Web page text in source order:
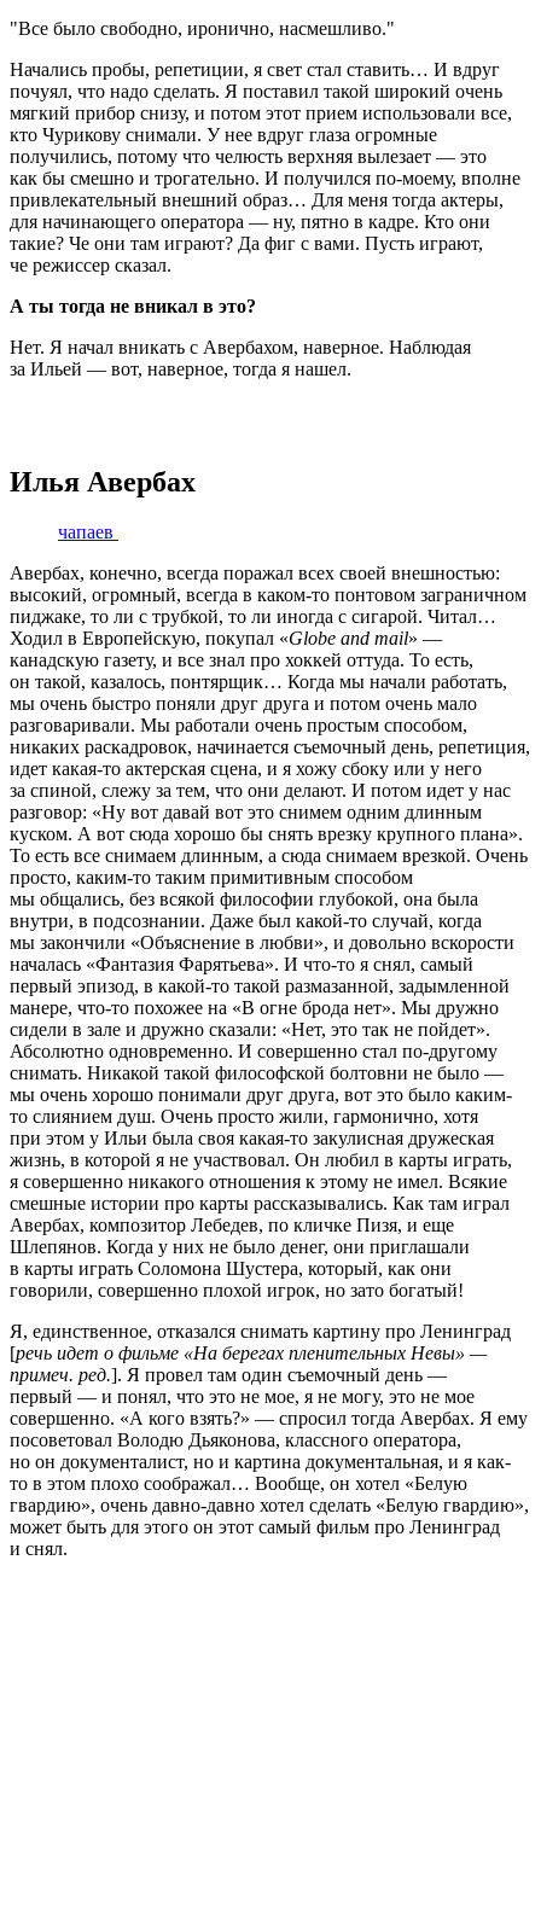
Все было свободно, иронично, насмешливо.
Начались пробы, репетиции, я свет стал ставить… И вдруг
почуял, что надо сделать. Я поставил такой широкий очень
мягкий прибор снизу, и потом этот прием использовали все,
кто Чурикову снимали. У нее вдруг глаза огромные
получились, потому что челюсть верхняя вылезает — это
как бы смешно и трогательно. И получился по-моему, вполне
привлекательный внешний образ… Для меня тогда актеры,
для начинающего оператора — ну, пятно в кадре. Кто они
такие? Че они там играют? Да фиг с вами. Пусть играют,
че режиссер сказал.
А ты тогда не вникал в это?
Нет. Я начал вникать с Авербахом, наверное. Наблюдая
за Ильей — вот, наверное, тогда я нашел.
Илья Авербах
чапаев
Авербах, конечно, всегда поражал всех своей внешностью:
высокий, огромный, всегда в каком-то понтовом заграничном
пиджаке, то ли с трубкой, то ли иногда с сигарой. Читал…
Ходил в Европейскую, покупал «Globe and mail» —
канадскую газету, и все знал про хоккей оттуда. То есть,
он такой, казалось, понтярщик… Когда мы начали работать,
мы очень быстро поняли друг друга и потом очень мало
разговаривали. Мы работали очень простым способом,
никаких раскадровок, начинается съемочный день, репетиция,
идет какая-то актерская сцена, и я хожу сбоку или у него
за спиной, слежу за тем, что они делают. И потом идет у нас
разговор: «Ну вот давай вот это снимем одним длинным
куском. А вот сюда хорошо бы снять врезку крупного плана».
То есть все снимаем длинным, а сюда снимаем врезкой. Очень
просто, каким-то таким примитивным способом
мы общались, без всякой философии глубокой, она была
внутри, в подсознании. Даже был какой-то случай, когда
мы закончили «Объяснение в любви», и довольно вскорости
началась «Фантазия Фарятьева». И что-то я снял, самый
первый эпизод, в какой-то такой размазанной, задымленной
манере, что-то похожее на «В огне брода нет». Мы дружно
сидели в зале и дружно сказали: «Нет, это так не пойдет».
Абсолютно одновременно. И совершенно стал по-другому
снимать. Никакой такой философской болтовни не было —
мы очень хорошо понимали друг друга, вот это было каким-
то слиянием душ. Очень просто жили, гармонично, хотя
при этом у Ильи была своя какая-то закулисная дружеская
жизнь, в которой я не участвовал. Он любил в карты играть,
я совершенно никакого отношения к этому не имел. Всякие
смешные истории про карты рассказывались. Как там играл
Авербах, композитор Лебедев, по кличке Пизя, и еще
Шлепянов. Когда у них не было денег, они приглашали
в карты играть Соломона Шустера, который, как они
говорили, совершенно плохой игрок, но зато богатый!
Я, единственное, отказался снимать картину про Ленинград
[речь идет о фильме «На берегах пленительных Невы» —
примеч. ред.]. Я провел там один съемочный день —
первый — и понял, что это не мое, я не могу, это не мое
совершенно. «А кого взять?» — спросил тогда Авербах. Я ему
посоветовал Володю Дьяконова, классного оператора,
но он документалист, но и картина документальная, и я как-
то в этом плохо соображал… Вообще, он хотел «Белую
гвардию», очень давно-давно хотел сделать «Белую гвардию»,
может быть для этого он этот самый фильм про Ленинград
и снял.